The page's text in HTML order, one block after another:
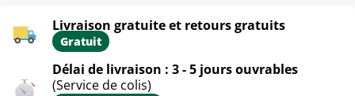
Livraison gratuite et retours gratuits
Gratuit
Délai de livraison : 3 - 5 jours ouvrables
(Service de colis)